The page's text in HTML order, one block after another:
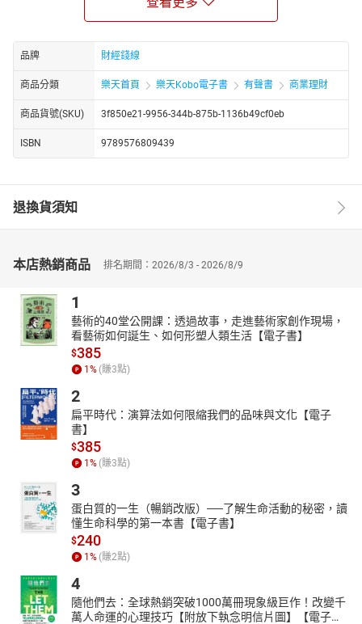
展及個人生活等各方面取得成功。作者從單身族群的心理特質及行
為模式切入，分析其獨特的消費習慣及理財觀念，並提供實用的理
財策略及投資建議，幫助單身族群打造個人經濟王國，實現財務自
由的夢想。
【單身不孤單，個人經濟正當道】
本書不僅關注單身族群的理財議題，更進一步探討單身生活的各個
面向。作者指出，單身並非孤單的代名詞，反而代表了一種自主、
自由的生活方式。單身族群擁有更多的時間及精力投入自我成長及
興趣發展，同時也更容易建立多元的社交網路。書中分享了許多單
活習慣，以確保個人經濟及生活品質的長期穩定發展。
【掌握單身優勢，開創人生新局】
族群在職場中的獨特優勢，提供實用的職涯規劃與發展策略。作者
作機會，積極拓展人脈。此外，單身族還應注重自我投資，持續提
升專業技能，以保持競爭力。透過本書的指引，單身族群能夠在職
場中脫穎而出，開創屬於自己的一片天。
【擁抱單身生活，享受自由與成長】
單身生活不僅是一種選擇，更是一個自我探索與成長的過程。本書
鼓勵單身族群勇敢擁抱這段獨處的時光，利用自由的時間和空間來
發掘內在潛力，追求個人夢想。作者建議單身族可以透過閱讀、旅
行、學習新技能等方式，豐富自己的人生閱歷，提升自我價值。同
時，單身族群也應學會獨立面對生活中的各種挑戰，培養解決問題
的能力，增強心理韌性。透過不斷的自我探索與成長，單身族群能
夠活出精彩而有意義的人生，充分享受單身生活的自由與美好。
本書特色：這本書以經濟學的角度透過分析單身者在消費、婚姻、
事業等各個層面的選擇，揭示了單身生活背後的經濟效應和個人增
值機制。作者點出單身生活所帶來的經濟利益和機會，以及其對個
人經濟以及社會結構的影響。透過實際的案例分析，本書為讀者提
經濟現象。
品牌 財經錢線
商品分類 樂天首頁 樂天Kobo電子書 有聲書 商業理財
商品貨號(SKU) 3f850e21-9956-344b-875b-1136b49cf0eb
ISBN 9789576809439
退換貨須知
本店熱銷商品 排名期間：2026/8/3 - 2026/8/9
1
藝術的40堂公開課：透過故事，走進藝術家創作現場，
看藝術如何誕生、如何形塑人類生活【電子書】
$385
1 % (賺3點)
2
扁平時代：演算法如何限縮我們的品味與文化【電子
書】
$385
1 % (賺3點)
3
蛋白質的一生（暢銷改版）──了解生命活動的秘密，讀
懂生命科學的第一本書【電子書】
$240
1 % (賺2點)
4
隨他們去：全球熱銷突破1000萬冊現象級巨作！改變千
萬人命運的心理技巧【附放下執念明信片圖】【電子